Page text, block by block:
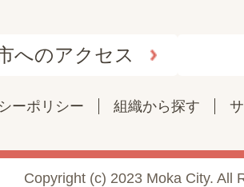
へのアクセス
ーポリシー 組織から探す
Copyright (c) 2023 Moka City. All